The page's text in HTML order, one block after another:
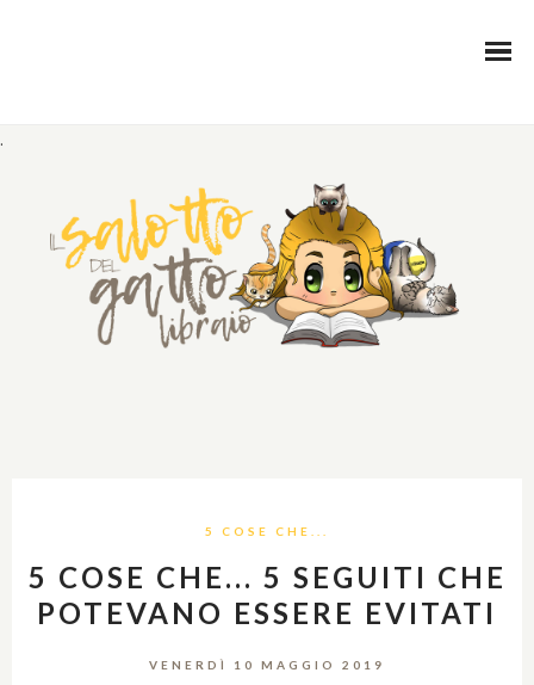
.
5 COSE CHE...
5 COSE CHE... 5 SEGUITI CHE
POTEVANO ESSERE EVITATI
VENERDÌ 10 MAGGIO 2019